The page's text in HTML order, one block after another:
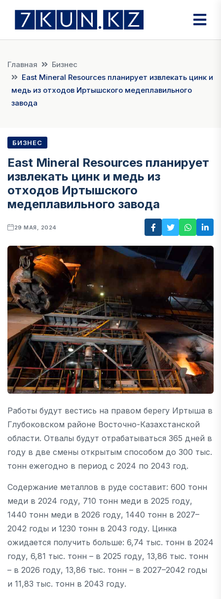
Главная
Бизнес
East Mineral Resources планирует извлекать цинк и
медь из отходов Иртышского медеплавильного
завода
БИЗНЕС
East Mineral Resources планирует
извлекать цинк и медь из
отходов Иртышского
медеплавильного завода
29 МАЯ, 2024
Работы будут вестись на правом берегу Иртыша в
Глубоковском районе Восточно-Казахстанской
области. Отвалы будут отрабатываться 365 дней в
году в две смены открытым способом до 300 тыс.
тонн ежегодно в период с 2024 по 2043 год.
Содержание металлов в руде составит: 600 тонн
меди в 2024 году, 710 тонн меди в 2025 году,
1440 тонн меди в 2026 году, 1440 тонн в 2027–
2042 годы и 1230 тонн в 2043 году. Цинка
ожидается получить больше: 6,74 тыс. тонн в 2024
году, 6,81 тыс. тонн – в 2025 году, 13,86 тыс. тонн
– в 2026 году, 13,86 тыс. тонн – в 2027–2042 годы
и 11,83 тыс. тонн в 2043 году.